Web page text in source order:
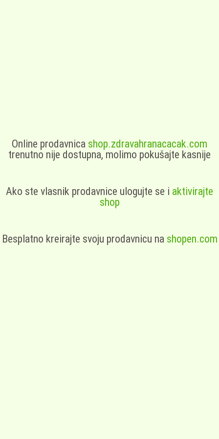
Online prodavnica shop.zdravahranacacak.com
trenutno nije dostupna, molimo pokušajte kasnije
Ako ste vlasnik prodavnice ulogujte se i aktivirajte
shop
Besplatno kreirajte svoju prodavnicu na shopen.com